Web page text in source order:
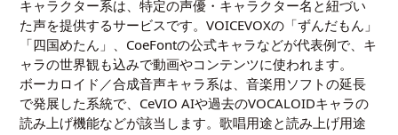
キャラクター系は、特定の声優・キャラクター名と紐づい
た声を提供するサービスです。VOICEVOXの「ずんだもん」
「四国めたん」、CoeFontの公式キャラなどが代表例で、キ
ャラの世界観も込みで動画やコンテンツに使われます。
ボーカロイド／合成音声キャラ系は、音楽用ソフトの延長
で発展した系統で、CeVIO AIや過去のVOCALOIDキャラの
読み上げ機能などが該当します。歌唱用途と読み上げ用途